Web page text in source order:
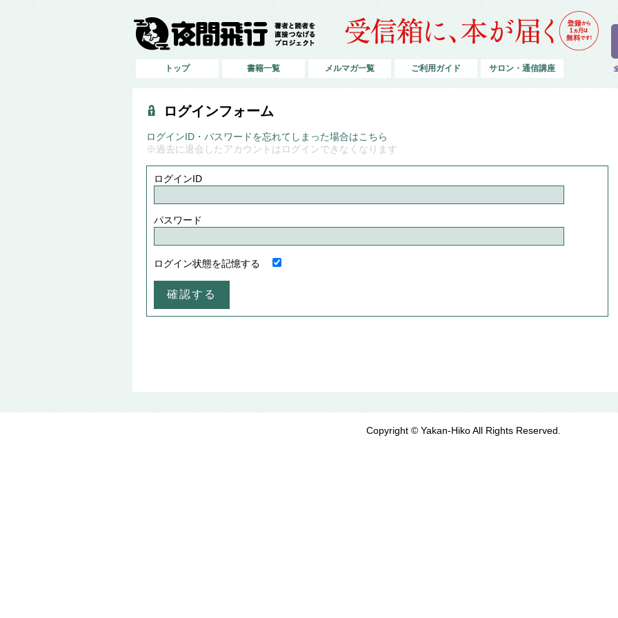
トップ 書籍一覧 メルマガ一覧 ご利用ガイド サロン・通信講座
ログインフォーム
ログインID・パスワードを忘れてしまった場合はこちら
※過去に退会したアカウントはログインできなくなります
ログインID
パスワード
ログイン状態を記憶する
Copyright © Yakan-Hiko All Rights Reserved.